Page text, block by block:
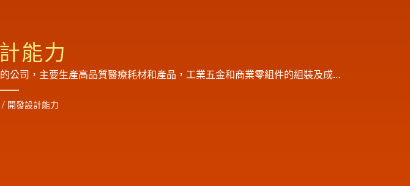
能力
司，主要生產高品質醫療耗材和產品，工業五金和商業零組件的組裝及成品
了自己的EO滅菌廠也可代工滅菌
/ 開發設計能力